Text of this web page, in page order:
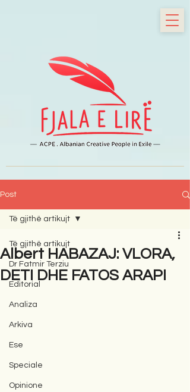
Post
Të gjithë artikujt
Dr Fatmir Terziu
Editorial
Analiza
Arkiva
Ese
Speciale
Opinione
Të gjithë artikujt
Albert HABAZAJ: VLORA,
DETI DHE FATOS ARAPI